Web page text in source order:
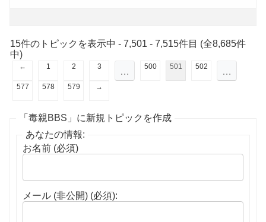
15件のトピックを表示中 - 7,501 - 7,515件目 (全8,685件
中)
← 1 2 3 … 500 501 502 …
577 578 579 →
「毒親BBS」に新規トピックを作成
あなたの情報:
お名前 (必須)
メール (非公開) (必須):